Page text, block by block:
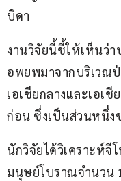
บิดา
งานวิจัยนี้ชี้ให้เห็นว่
อพยพมาจากบริเวณ
เอเชียกลางและเอเ
ก่อน ซึ่งเป็นส่วนหนึ่ง
นักวิจัยได้วิเคราะห์จี
มนุษย์โบราณจำนวน